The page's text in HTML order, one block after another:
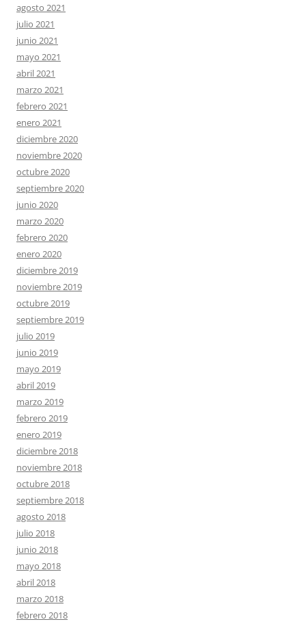
agosto 2021
julio 2021
junio 2021
mayo 2021
abril 2021
marzo 2021
febrero 2021
enero 2021
diciembre 2020
noviembre 2020
octubre 2020
septiembre 2020
junio 2020
marzo 2020
febrero 2020
enero 2020
diciembre 2019
noviembre 2019
octubre 2019
septiembre 2019
julio 2019
junio 2019
mayo 2019
abril 2019
marzo 2019
febrero 2019
enero 2019
diciembre 2018
noviembre 2018
octubre 2018
septiembre 2018
agosto 2018
julio 2018
junio 2018
mayo 2018
abril 2018
marzo 2018
febrero 2018